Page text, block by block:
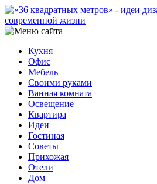
Кухня
Офис
Мебель
Своими руками
Ванная комната
Освещение
Квартира
Идеи
Гостиная
Советы
Прихожая
Отели
Дом